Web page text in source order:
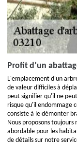
Profit d’un
L'emplacement d'un
de valeur difficiles à
peut signifier qu'il ne
risque qu'il endommage
consiste à le démonter
Nous proposons toujours
abordable pour les
de détails sur notre